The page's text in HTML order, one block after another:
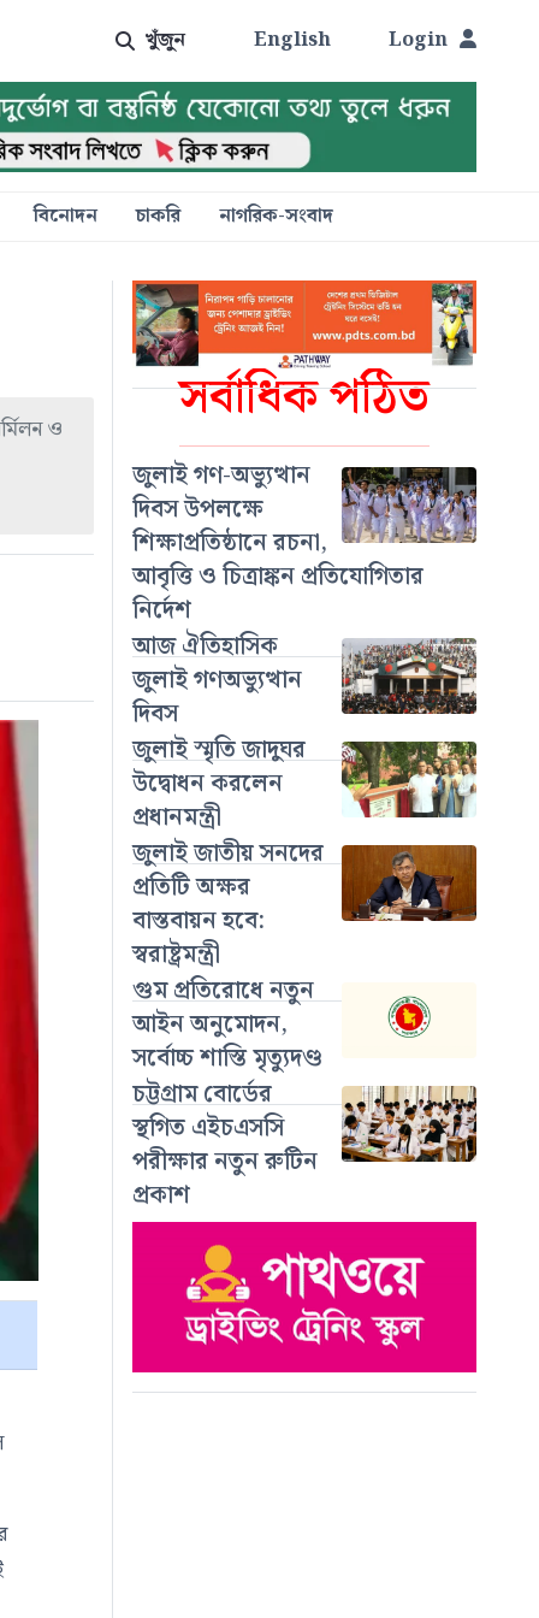
খুঁজুন English Login
বিনোদন চাকরি নাগরিক-সংবাদ
সর্বাধিক পঠিত
জুলাই গণ-অভ্যুত্থান
দিবস উপলক্ষে
শিক্ষাপ্রতিষ্ঠানে রচনা,
আবৃত্তি ও চিত্রাঙ্কন প্রতিযোগিতার
নির্দেশ
আজ ঐতিহাসিক
জুলাই গণঅভ্যুত্থান
দিবস
জুলাই স্মৃতি জাদুঘর
উদ্বোধন করলেন
প্রধানমন্ত্রী
জুলাই জাতীয় সনদের
প্রতিটি অক্ষর
বাস্তবায়ন হবে:
স্বরাষ্ট্রমন্ত্রী
গুম প্রতিরোধে নতুন
আইন অনুমোদন,
সর্বোচ্চ শাস্তি মৃত্যুদণ্ড
চট্টগ্রাম বোর্ডের
স্থগিত এইচএসসি
পরীক্ষার নতুন রুটিন
প্রকাশ
ও